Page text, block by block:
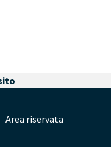
Area riservata